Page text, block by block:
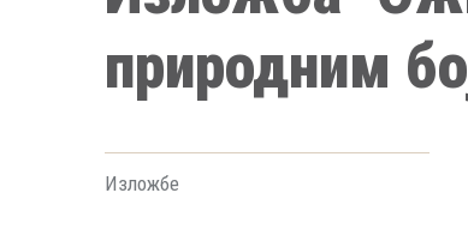
природним
Изложбе